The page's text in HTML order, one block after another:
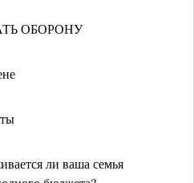
ОБОРОНУ
ли ваша семья